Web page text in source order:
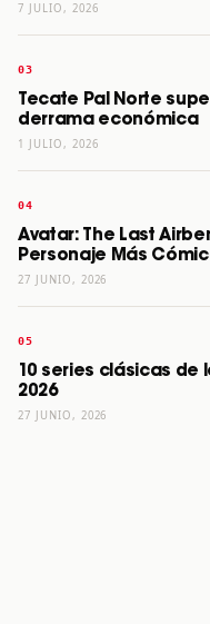
7 JULIO, 2026
Tecate Pal Norte
derrama económica
1 JULIO, 2026
Avatar: The Last
Personaje Más
27 JUNIO, 2026
10 series clásicas de
2026
27 JUNIO, 2026